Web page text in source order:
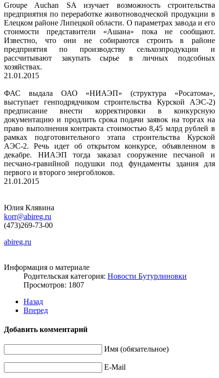
Groupe Auchan SA изучает возможность строительства
предприятия по переработке животноводческой продукции в
Елецком районе Липецкой области. О параметрах завода и его
стоимости представители «Ашана» пока не сообщают.
Известно, что они не собираются строить в районе
предприятия по производству сельхозпродукции и
рассчитывают закупать сырье в личных подсобных
хозяйствах.
21.01.2015
ФАС выдала ОАО «НИАЭП» (структура «Росатома»,
выступает генподрядчиком строительства Курской АЭС-2)
предписание внести корректировки в конкурсную
документацию и продлить срока подачи заявок на торгах на
право выполнения контракта стоимостью 8,45 млрд рублей в
рамках подготовительного этапа строительства Курской
АЭС-2. Речь идет об открытом конкурсе, объявленном в
декабре. НИАЭП тогда заказал сооружение песчаной и
песчано-гравийной подушки под фундаменты здания для
первого и второго энергоблоков.
21.01.2015
Юлия Клявина
korr@abireg.ru
(473)269-73-00
abireg.ru
Информация о материале
Родительская категория: Новости Бутурлиновки
Просмотров: 1807
Назад
Вперед
Добавить комментарий
Имя (обязательное)
E-Mail